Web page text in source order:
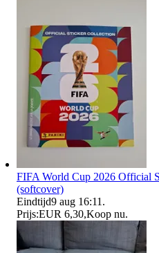
FIFA World Cup 2026 Official
(softcover)
Eindtijd9 aug 16:11 .
Prijs:EUR 6,30,Koop nu.